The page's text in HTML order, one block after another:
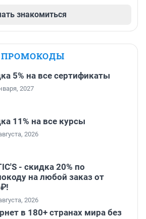
знакомиться
ПРОМОКОДЫ
5% на все сертификаты
2027
11% на все курсы
2026
- скидка 20% по
на любой заказ от
2026
в 180+ странах мира без